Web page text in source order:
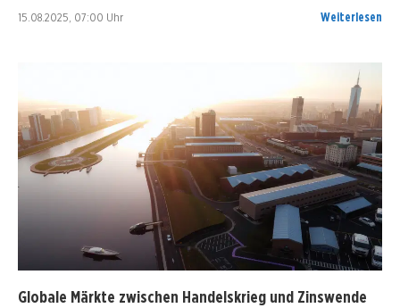
15.08.2025, 07:00 Uhr Weiterlesen
Globale Märkte zwischen Handelskrieg und Zinswende